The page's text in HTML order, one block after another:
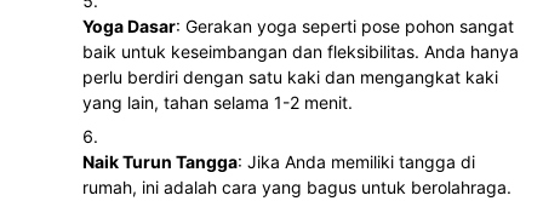
Yoga Dasar: Gerakan yoga seperti pose pohon sangat
baik untuk keseimbangan dan fleksibilitas. Anda hanya
perlu berdiri dengan satu kaki dan mengangkat kaki
yang lain, tahan selama 1-2 menit.
Naik Turun Tangga: Jika Anda memiliki tangga di
rumah, ini adalah cara yang bagus untuk berolahraga.